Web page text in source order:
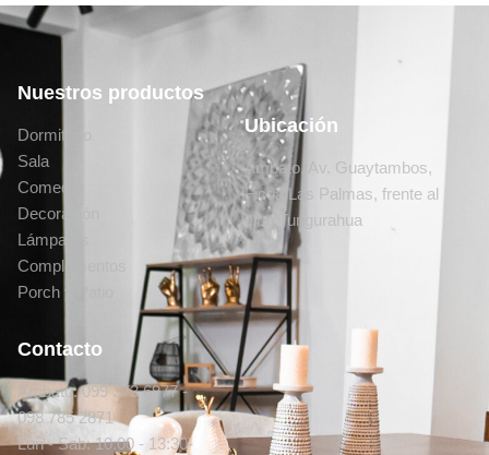
Nuestros productos
Dormitorio
Sala
Comedor
Decoración
Lámparas
Complementos
Porch y Patio
Ubicación
Ambato, Av. Guaytambos,
Ficoa Las Palmas, frente al
club Tungurahua
Contacto
Ambato: 099 373 6977 -
098 785 2871
Lun - Sab: 10:00 - 13:30-